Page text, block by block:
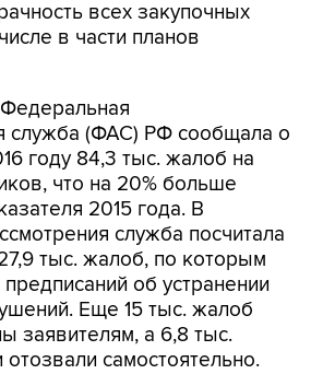
всех закупочных
в части планов
служба (ФАС) РФ сообщала о
году 84,3 тыс. жалоб на
что на 20% больше
2015 года. В
служба посчитала
тыс. жалоб, по которым
об устранении
Еще 15 тыс. жалоб
заявителям, а 6,8 тыс.
самостоятельно.